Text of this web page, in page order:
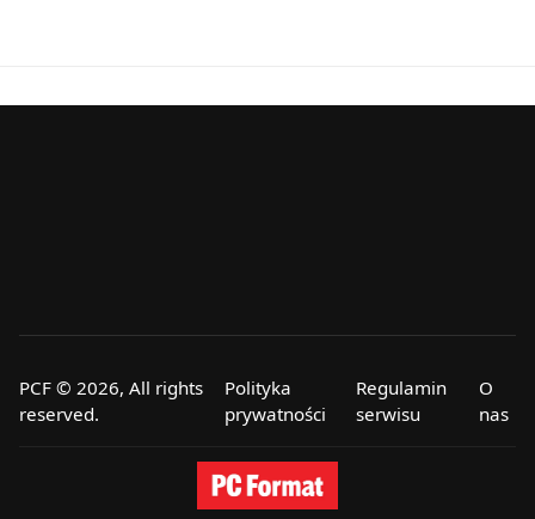
PCF © 2026, All rights
reserved.
Polityka
prywatności
Regulamin
serwisu
O
nas